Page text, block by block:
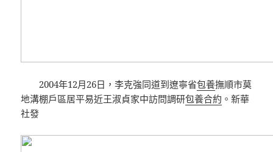
2004年12月26日，李克強同道到遼寧省包養撫順市莫
地溝棚戶區居平易近王淑貞家中訪問調研包養合約 。新華
社發